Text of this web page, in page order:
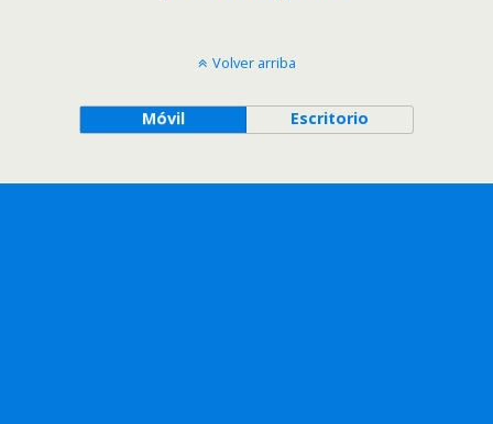
Volver arriba
Móvil Escritorio